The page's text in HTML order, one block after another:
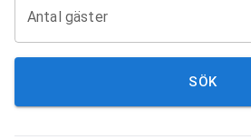
Antal gäster
SÖK